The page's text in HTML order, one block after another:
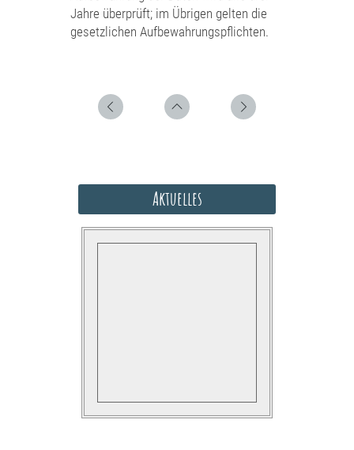
Jahre überprüft; im Übrigen gelten die
gesetzlichen Aufbewahrungspflichten.
Aktuelles